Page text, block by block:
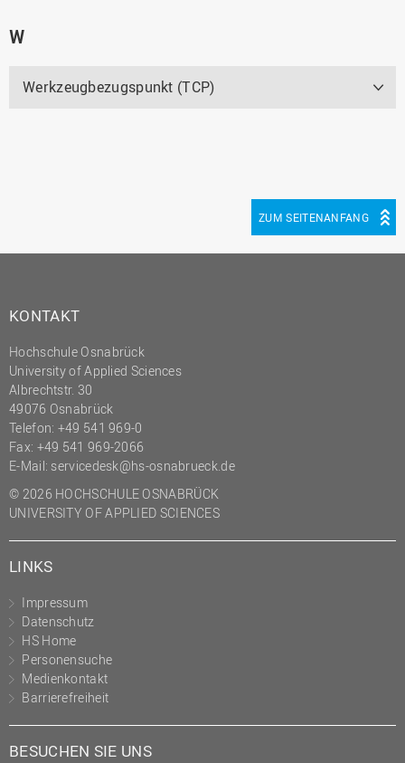
W
Werkzeugbezugspunkt (TCP)
ZUM SEITENANFANG
KONTAKT
Hochschule Osnabrück
University of Applied Sciences
Albrechtstr. 30
49076 Osnabrück
Telefon: +49 541 969-0
Fax: +49 541 969-2066
E-Mail: servicedesk@hs-osnabrueck.de
© 2026 HOCHSCHULE OSNABRÜCK
UNIVERSITY OF APPLIED SCIENCES
LINKS
Impressum
Datenschutz
HS Home
Personensuche
Medienkontakt
Barrierefreiheit
BESUCHEN SIE UNS